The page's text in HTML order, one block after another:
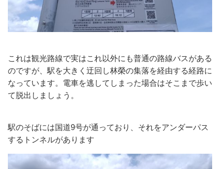
これは観光路線で実はこれ以外にも普通の路線バスがある
のですが、駅を大きく迂回し林榮の集落を経由する経路に
なっています。電車を逃してしまった場合はそこまで歩い
て脱出しましょう。
駅のそばには国道9号が通っており、それをアンダーパス
するトンネルがあります